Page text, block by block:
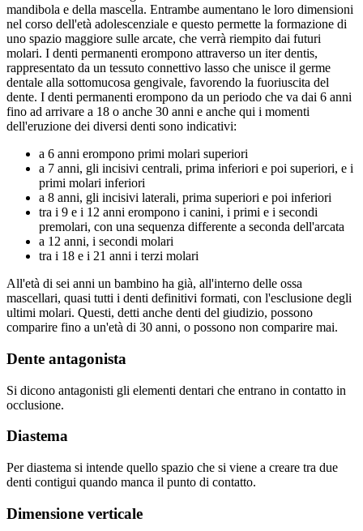
mandibola e della mascella. Entrambe aumentano le loro dimensioni
nel corso dell'età adolescenziale e questo permette la formazione di
uno spazio maggiore sulle arcate, che verrà riempito dai futuri
molari. I denti permanenti erompono attraverso un iter dentis,
rappresentato da un tessuto connettivo lasso che unisce il germe
dentale alla sottomucosa gengivale, favorendo la fuoriuscita del
dente. I denti permanenti erompono da un periodo che va dai 6 anni
fino ad arrivare a 18 o anche 30 anni e anche qui i momenti
dell'eruzione dei diversi denti sono indicativi:
a 6 anni erompono primi molari superiori
a 7 anni, gli incisivi centrali, prima inferiori e poi superiori, e i
primi molari inferiori
a 8 anni, gli incisivi laterali, prima superiori e poi inferiori
tra i 9 e i 12 anni erompono i canini, i primi e i secondi
premolari, con una sequenza differente a seconda dell'arcata
a 12 anni, i secondi molari
tra i 18 e i 21 anni i terzi molari
All'età di sei anni un bambino ha già, all'interno delle ossa
mascellari, quasi tutti i denti definitivi formati, con l'esclusione degli
ultimi molari. Questi, detti anche denti del giudizio, possono
comparire fino a un'età di 30 anni, o possono non comparire mai.
Dente antagonista
Si dicono antagonisti gli elementi dentari che entrano in contatto in
occlusione.
Diastema
Per diastema si intende quello spazio che si viene a creare tra due
denti contigui quando manca il punto di contatto.
Dimensione verticale